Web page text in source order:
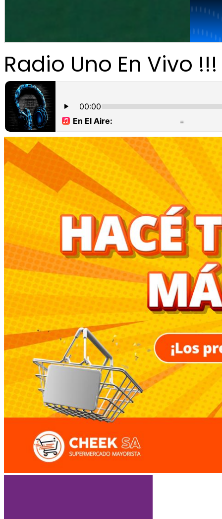
Radio Uno En Vivo !!!